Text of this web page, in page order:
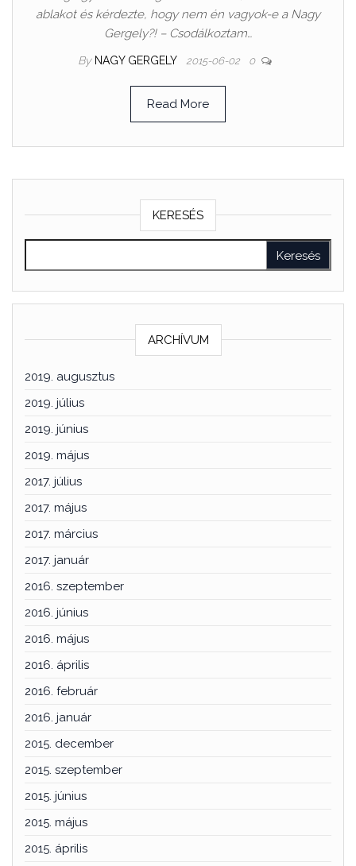
ablakot és kérdezte, hogy nem én vagyok-e a Nagy
Gergely?! – Csodálkoztam…
By NAGY GERGELY 2015-06-02 0
Read More
KERESÉS
ARCHÍVUM
2019. augusztus
2019. július
2019. június
2019. május
2017. július
2017. május
2017. március
2017. január
2016. szeptember
2016. június
2016. május
2016. április
2016. február
2016. január
2015. december
2015. szeptember
2015. június
2015. május
2015. április